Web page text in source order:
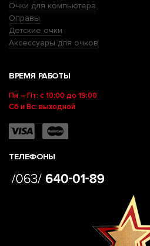
Очки для компьютера
Оправы
Детские очки
Аксессуары для очков
ВРЕМЯ РАБОТЫ
Пн – Пт: с 10:00 до 19:00
Сб и Вс: выходной
ТЕЛЕФОНЫ